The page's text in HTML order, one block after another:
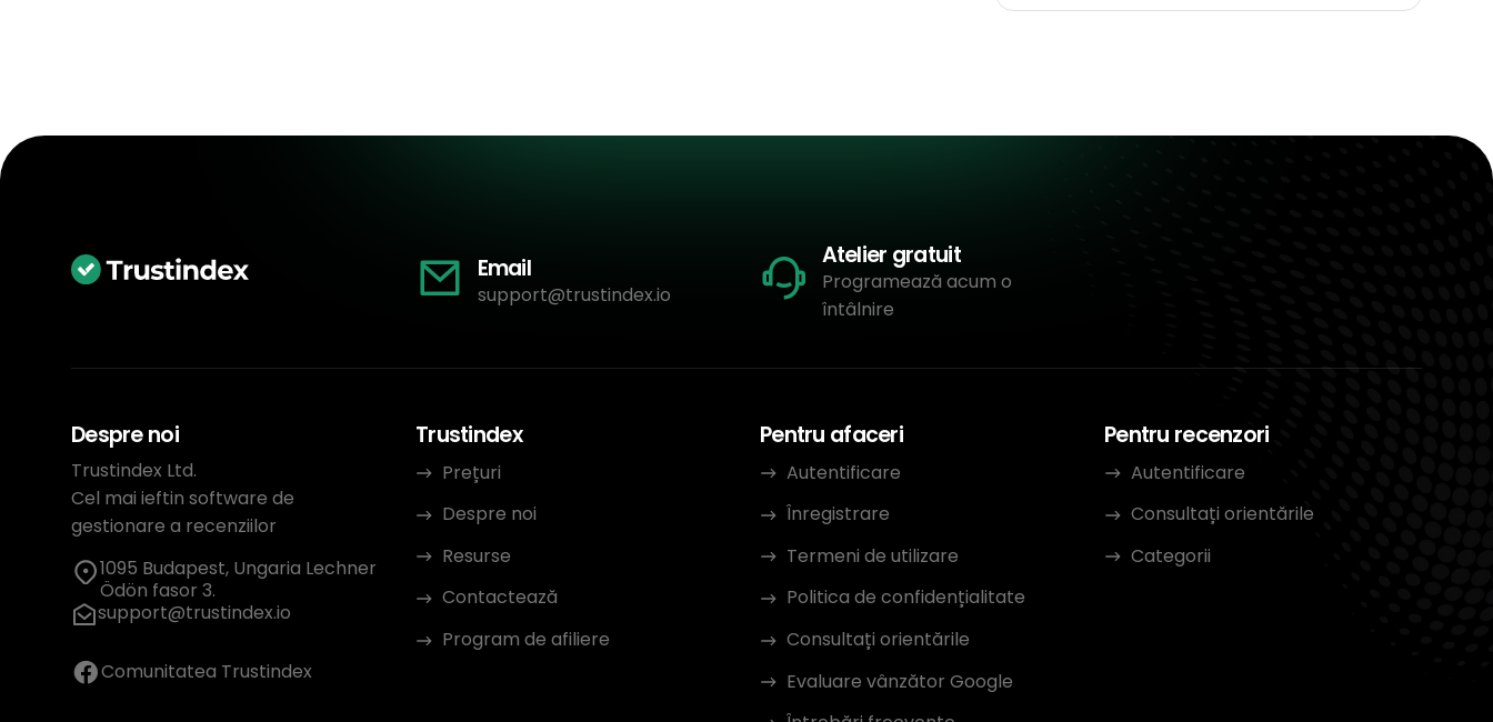
Email
support@trustindex.io
Atelier gratuit
Programează acum o
întâlnire
Despre noi
Trustindex Ltd.
Cel mai ieftin software de
gestionare a recenziilor
1095 Budapest, Ungaria Lechner
Ödön fasor 3.
support@trustindex.io
Comunitatea Trustindex
Trustindex
Prețuri
Despre noi
Resurse
Contactează
Program de afiliere
Pentru afaceri
Autentificare
Înregistrare
Termeni de utilizare
Politica de confidențialitate
Consultați orientările
Evaluare vânzător Google
Pentru recenzori
Autentificare
Consultați orientările
Categorii